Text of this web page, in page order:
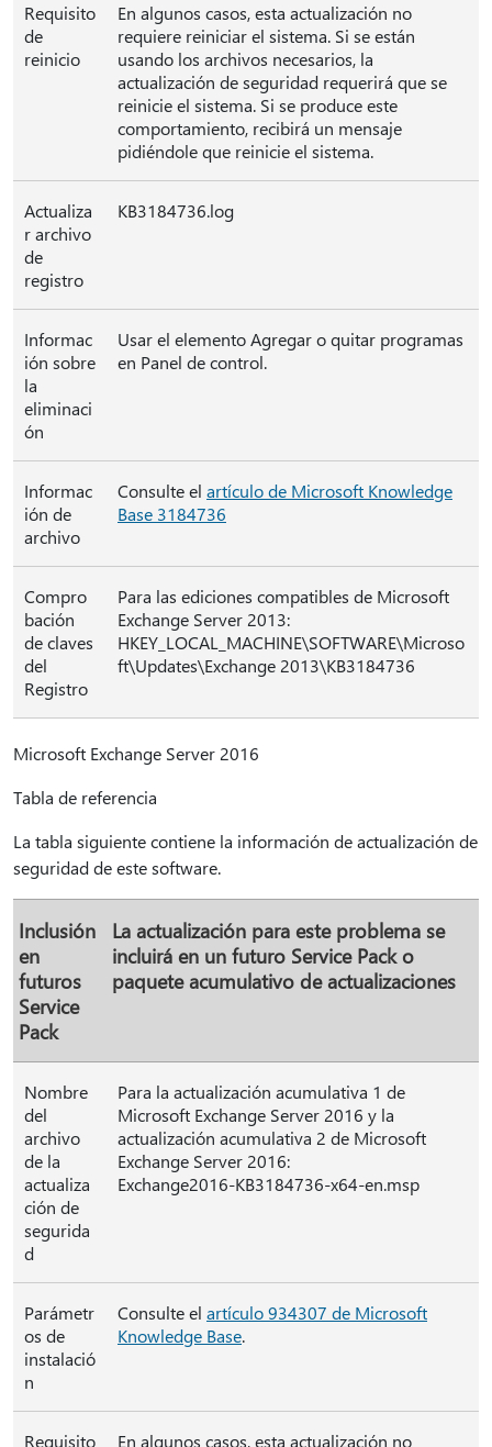
Requisito
de
reinicio
En algunos casos, esta actualización no
requiere reiniciar el sistema. Si se están
usando los archivos necesarios, la
actualización de seguridad requerirá que se
reinicie el sistema. Si se produce este
comportamiento, recibirá un mensaje
pidiéndole que reinicie el sistema.
Actualiza
r archivo
de
registro
KB3184736.log
Informac
ión sobre
la
eliminaci
ón
Usar el elemento Agregar o quitar programas
en Panel de control.
Informac
ión de
archivo
Consulte el artículo de Microsoft Knowledge
Base 3184736
Compro
bación
de claves
del
Registro
Para las ediciones compatibles de Microsoft
Exchange Server 2013:
HKEY_LOCAL_MACHINE\SOFTWARE\Microso
ft\Updates\Exchange 2013\KB3184736
Microsoft Exchange Server 2016
Tabla de referencia
La tabla siguiente contiene la información de actualización de
seguridad de este software.
Inclusión
en
futuros
Service
Pack
La actualización para este problema se
incluirá en un futuro Service Pack o
paquete acumulativo de actualizaciones
Nombre
del
archivo
de la
actualiza
ción de
segurida
d
Para la actualización acumulativa 1 de
Microsoft Exchange Server 2016 y la
actualización acumulativa 2 de Microsoft
Exchange Server 2016:
Exchange2016-KB3184736-x64-en.msp
Parámetr
os de
instalació
n
Consulte el artículo 934307 de Microsoft
Knowledge Base.
Requisito En algunos casos, esta actualización no